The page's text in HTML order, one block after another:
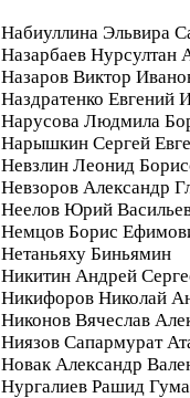
Набиуллина Эльвира
Назарбаев Нурсултан
Назаров Виктор
Наздратенко Евгений
Нарусова Людмила
Нарышкин Сергей
Невзлин Леонид
Невзоров Александр
Неелов Юрий
Немцов Борис
Нетаньяху Биньямин
Никитин Андрей
Никифоров Николай
Никонов Вячеслав
Ниязов Сапармурат
Новак Александр
Нургалиев Рашид